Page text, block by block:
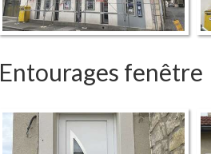
Entourages fenêtre